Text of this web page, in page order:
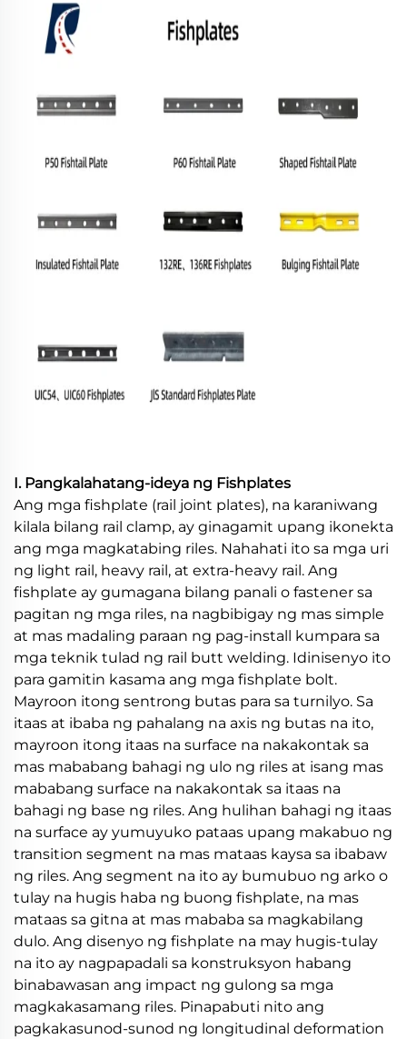
I. Pangkalahatang-ideya ng Fishplates
Ang mga fishplate (rail joint plates), na karaniwang
kilala bilang rail clamp, ay ginagamit upang ikonekta
ang mga magkatabing riles. Nahahati ito sa mga uri
ng light rail, heavy rail, at extra-heavy rail. Ang
fishplate ay gumagana bilang panali o fastener sa
pagitan ng mga riles, na nagbibigay ng mas simple
at mas madaling paraan ng pag-install kumpara sa
mga teknik tulad ng rail butt welding. Idinisenyo ito
para gamitin kasama ang mga fishplate bolt.
Mayroon itong sentrong butas para sa turnilyo. Sa
itaas at ibaba ng pahalang na axis ng butas na ito,
mayroon itong itaas na surface na nakakontak sa
mas mababang bahagi ng ulo ng riles at isang mas
mababang surface na nakakontak sa itaas na
bahagi ng base ng riles. Ang hulihan bahagi ng itaas
na surface ay yumuyuko pataas upang makabuo ng
transition segment na mas mataas kaysa sa ibabaw
ng riles. Ang segment na ito ay bumubuo ng arko o
tulay na hugis haba ng buong fishplate, na mas
mataas sa gitna at mas mababa sa magkabilang
dulo. Ang disenyo ng fishplate na may hugis-tulay
na ito ay nagpapadali sa konstruksyon habang
binabawasan ang impact ng gulong sa mga
magkakasamang riles. Pinapabuti nito ang
pagkakasunod-sunod ng longitudinal deformation